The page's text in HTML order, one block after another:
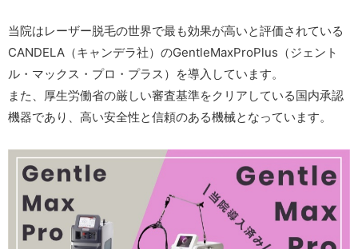
当院はレーザー脱毛の世界で最も効果が高いと評価されている
CANDELA（キャンデラ社）のGentleMaxProPlus（ジェント
ル・マックス・プロ・プラス）を導入しています。
また、厚生労働省の厳しい審査基準をクリアしている国内承認
機器であり、高い安全性と信頼のある機械となっています。